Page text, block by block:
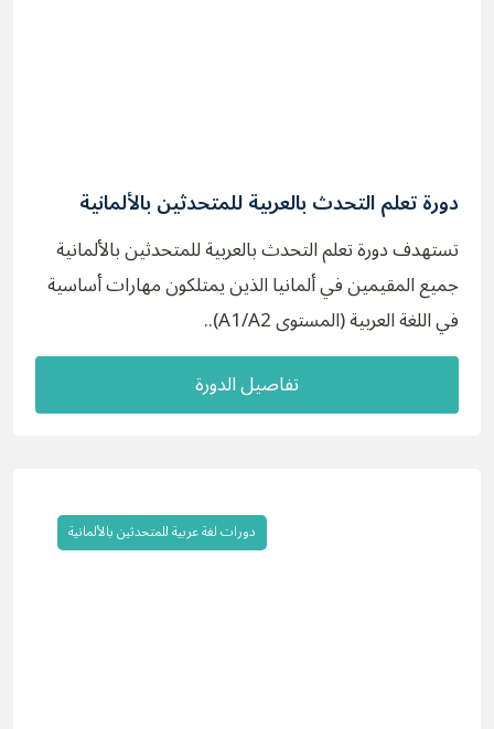
دورة تعلم التحدث بالعربية للمتحدثين بالألمانية
تستهدف دورة تعلم التحدث بالعربية للمتحدثين بالألمانية
جميع المقيمين في ألمانيا الذين يمتلكون مهارات أساسية
في اللغة العربية (المستوى A1/A2)..
تفاصيل الدورة
دورات لغة عربية للمتحدثين بالألمانية